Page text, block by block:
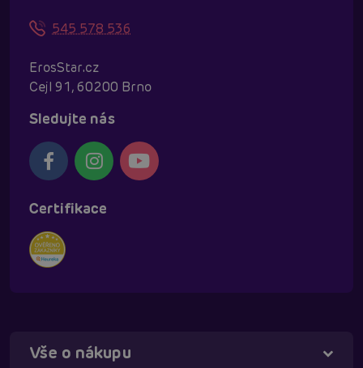
545 578 536
ErosStar.cz
Cejl 91, 60200 Brno
Sledujte nás
Certifikace
Vše o nákupu